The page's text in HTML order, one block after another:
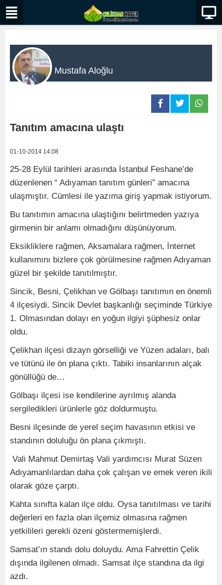
Mustafa Aloğlu
Tanıtım amacına ulaştı
01-10-2014 14:08
25-28 Eylül tarihleri arasında İstanbul Feshane’de
düzenlenen “ Adıyaman tanıtım günleri” amacına
ulaşmıştır. Cümlesi ile yazıma giriş yapmak istiyorum.
Bu tanıtımın amacına ulaştığını belirtmeden yazıya
girmenin bir anlamı olmadığını düşünüyorum.
Eksikliklere rağmen, Aksamalara rağmen, İnternet
kullanımını bizlere çok görülmesine rağmen Adıyaman
güzel bir şekilde tanıtılmıştır.
Sincik, Besni, Çelikhan ve Gölbaşı tanıtımın en önemli
4 ilçesiydi. Sincik Devlet başkanlığı seçiminde Türkiye
1. Olmasından dolayı en yoğun ilgiyi şüphesiz onlar
oldu.
Çelikhan ilçesi dizayn görselliği ve Yüzen adaları, balı
ve tütünü ile ön plana çıktı. Tabiki insanlarının alçak
gönüllüğü de…
Gölbaşı ilçesi ise kendilerine ayrılmış alanda
sergiledikleri ürünlerle göz doldurmuştu.
Besni ilçesinde de yerel seçim havasının etkisi ve
standının doluluğu ön plana çıkmıştı.
Vali Mahmut Demirtaş Vali yardımcısı Murat Süzen
Adıyamanlılardan daha çok çalışan ve emek veren ikili
olarak göze çarptı.
Kahta sınıfta kalan ilçe oldu. Oysa tanıtılması ve tarihi
değerleri en fazla olan ilçemiz olmasına rağmen
yetkilileri gerekli özeni göstermemişlerdi.
Samsat’ın standı dolu doluydu. Ama Fahrettin Çelik
dışında ilgilenen olmadı. Samsat ilçe standına da ilgi
azdı.